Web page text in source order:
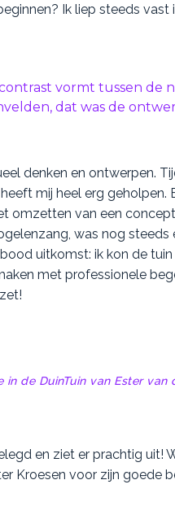
Ik liep steeds
vormt tussen de
dat was de
denken en ontwerpen.
mij heel erg geholpen.
omzetten van een
was nog steeds
uitkomst: ik kon de
met professionele
in de DuinTuin van Ester van
en ziet er prachtig uit!
Kroesen voor zijn goede